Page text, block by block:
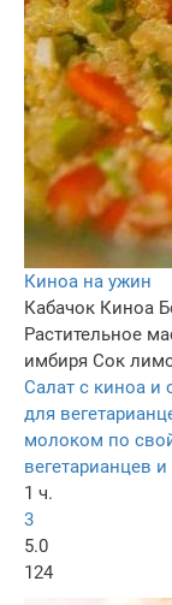
Киноа на ужин
Кабачок Киноа
Растительное
имбиря Сок
Салат с киноа и
для
молоком по
вегетарианцев
1 ч.
3
5.0
124